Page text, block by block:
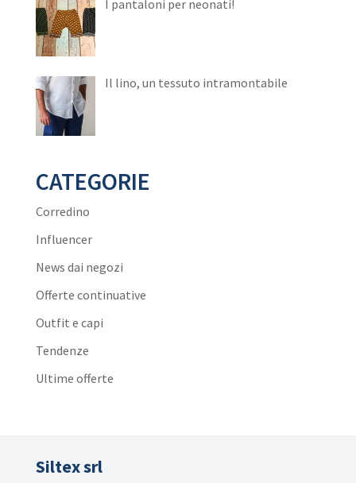
I pantaloni per neonati!
Il lino, un tessuto intramontabile
CATEGORIE
Corredino
Influencer
News dai negozi
Offerte continuative
Outfit e capi
Tendenze
Ultime offerte
Siltex srl